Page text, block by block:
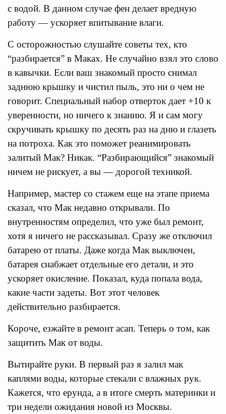
с водой. В данном случае фен делает вредную
работу — ускоряет впитывание влаги.
С осторожностью слушайте советы тех, кто
“разбирается” в Маках. Не случайно взял это слово
в кавычки. Если ваш знакомый просто снимал
заднюю крышку и чистил пыль, это ни о чем не
говорит. Специальный набор отверток дает +10 к
уверенности, но ничего к знанию. Я и сам могу
скручивать крышку по десять раз на дню и глазеть
на потроха. Как это поможет реанимировать
залитый Мак? Никак. “Разбирающийся” знакомый
ничем не рискует, а вы — дорогой техникой.
Например, мастер со стажем еще на этапе приема
сказал, что Мак недавно открывали. По
внутренностям определил, что уже был ремонт,
хотя я ничего не рассказывал. Сразу же отключил
батарею от платы. Даже когда Мак выключен,
батарея снабжает отдельные его детали, и это
ускоряет окисление. Показал, куда попала вода,
какие части задеты. Вот этот человек
действительно разбирается.
Короче, езжайте в ремонт асап. Теперь о том, как
защитить Мак от воды.
Вытирайте руки. В первый раз я залил мак
каплями воды, которые стекали с влажных рук.
Кажется, что ерунда, а в итоге смерть материнки и
три недели ожидания новой из Москвы.